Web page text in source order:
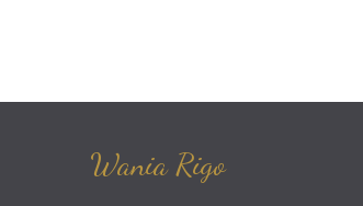
Wania Rigo